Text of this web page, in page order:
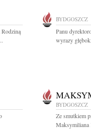
BYDGOSZCZ
Panu
wyrazy
BYDGOSZCZ
Ze smutkiem
Maksymiliana